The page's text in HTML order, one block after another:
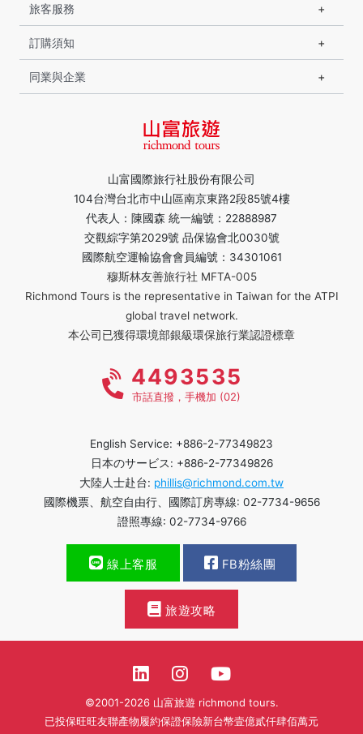
山富國際旅行社股份有限公司
104台灣台北市中山區南京東路2段85號4樓
代表人：陳國森 統一編號：22888987
交觀綜字第2029號 品保協會北0030號
國際航空運輸協會會員編號：34301061
穆斯林友善旅行社 MFTA-005
Richmond Tours is the representative in Taiwan for the ATPI
global travel network.
本公司已獲得環境部銀級環保旅行業認證標章
旅客服務
訂購須知
同業與企業
4493535
市話直撥，手機加 (02)
English Service: +886-2-77349823
日本のサービス: +886-2-77349826
大陸人士赴台: phillis@richmond.com.tw
國際機票、航空自由行、國際訂房專線: 02-7734-9656
證照專線: 02-7734-9766
線上客服 FB粉絲團
旅遊攻略
©2001-2026 山富旅遊 richmond tours.
已投保旺旺友聯產物履約保證保險新台幣壹億貳仟肆佰萬元